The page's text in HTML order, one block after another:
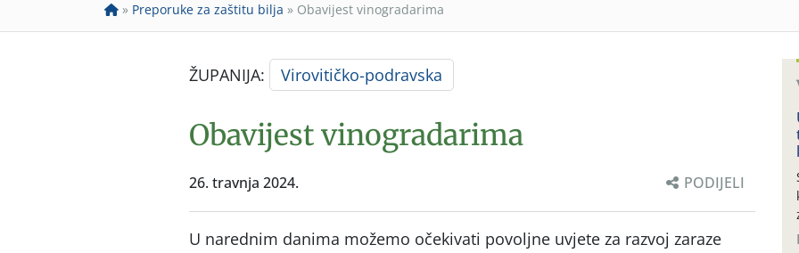
» Preporuke za zaštitu bilja » Obavijest vinogradarima
ŽUPANIJA: Virovitičko-podravska
Obavijest vinogradarima
26. travnja 2024. PODIJELI
U narednim danima možemo očekivati povoljne uvjete za razvoj zaraze